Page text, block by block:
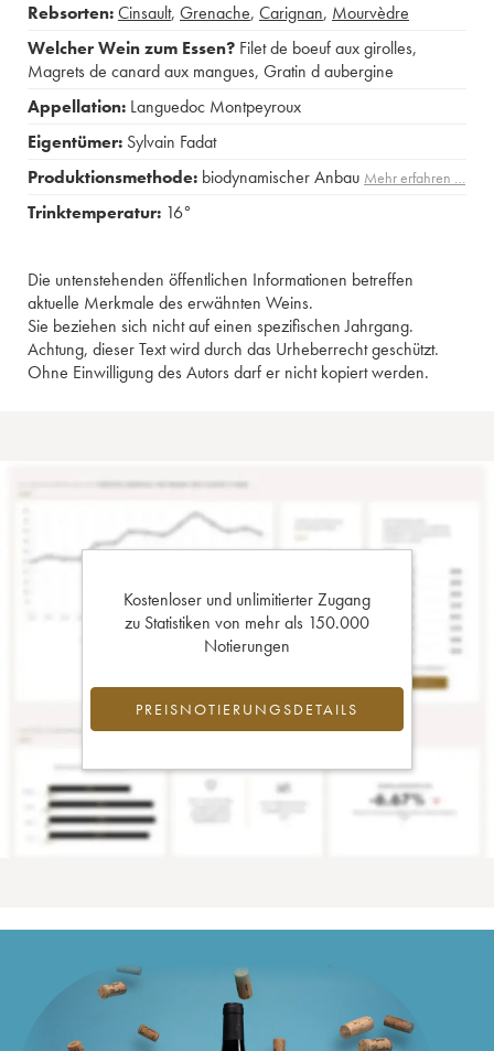
Rebsorten:Cinsault, Grenache, Carignan, Mourvèdre
Welcher Wein zum Essen? Filet de boeuf aux girolles,
Magrets de canard aux mangues, Gratin d aubergine
Appellation: Languedoc Montpeyroux
Eigentümer: Sylvain Fadat
Produktionsmethode: biodynamischer Anbau Mehr erfahren …
Trinktemperatur: 16°
Die untenstehenden öffentlichen Informationen betreffen
aktuelle Merkmale des erwähnten Weins.
Sie beziehen sich nicht auf einen spezifischen Jahrgang.
Achtung, dieser Text wird durch das Urheberrecht geschützt.
Ohne Einwilligung des Autors darf er nicht kopiert werden.
Kostenloser und unlimitierter Zugang
zu Statistiken von mehr als 150.000
Notierungen
PREISNOTIERUNGSDETAILS